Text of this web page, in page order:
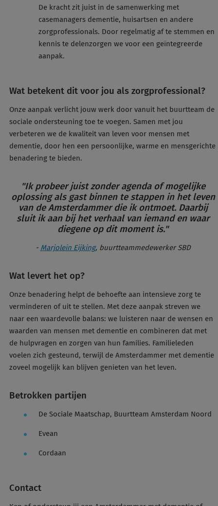
De kracht zit juist in de samenwerking met
casemanagers dementie, huisartsen en andere
zorgprofessionals. Door regelmatig af te stemmen en
kennis te delenzorgen we voor een geïntegreerde
aanpak.
Wat betekent dit voor jou als zorgprofessional?
Onze aanpak verlicht jouw werk door vanuit het buurtteam de
sociale ondersteuning toe te voegen. Samen met jou
verbeteren we de kwaliteit van leven voor mensen met
dementie, door hen een persoonlijke, warme en mensgerichte
benadering te bieden.
"Ik probeer juist zonder agenda of mogelijke
oplossing als gast binnen te stappen in het leven
van de Amsterdammer die ik ontmoet. Daarbij
sluit ik aan bij het verhaal van iemand en waar
diegene op dit moment is."
- Marjolein Eijking, buurtteammedewerker SBD
Wat levert het op?
Onze benadering helpt de behoefte aan intensieve zorg te
verminderen of uit te stellen. Met deze aanpak streven we
naar een waardevolle balans: we luisteren naar de wensen en
waarden van mensen met dementie en combineren dat met
de hulpvragen en zorgen van hun families. Familieleden
voelen zich gesteund, terwijl de Amsterdammer met dementie
zoveel mogelijk kan blijven genieten van het leven.
Betrokken partijen
De Sociale Maatschap, Buurtteam Amsterdam Noord
Evean
Cordaan
Contact